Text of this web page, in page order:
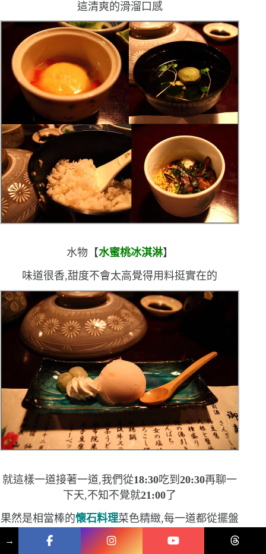
這清爽的滑溜口感
水物【水蜜桃冰淇淋】
味道很香,甜度不會太高覺得用料挺實在的
就這樣一道接著一道,我們從18:30吃到20:30再聊一
下天,不知不覺就21 :00了
果然是相當棒的懷石料理菜色精緻,每一道都從擺盤
就很講究,味道更是不在話下
這個要用力推一下!!
→